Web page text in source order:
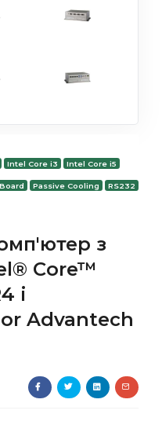
Intel Core i3 Intel Core i5
Passive Cooling RS232
з
Core™
і
Advantech